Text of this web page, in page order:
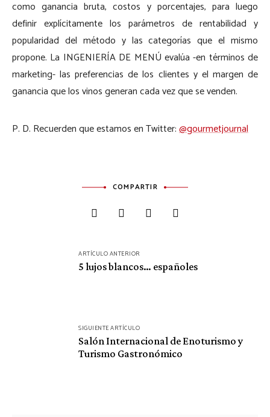
como ganancia bruta, costos y porcentajes, para luego
definir explícitamente los parámetros de rentabilidad y
popularidad del método y las categorías que el mismo
propone. La INGENIERÍA DE MENÚ evalúa -en términos de
marketing- las preferencias de los clientes y el margen de
ganancia que los vinos generan cada vez que se venden.
P. D. Recuerden que estamos en Twitter:@gourmetjournal
COMPARTIR
ARTÍCULO ANTERIOR
5 lujos blancos… españoles
SIGUIENTE ARTÍCULO
Salón Internacional de Enoturismo y
Turismo Gastronómico